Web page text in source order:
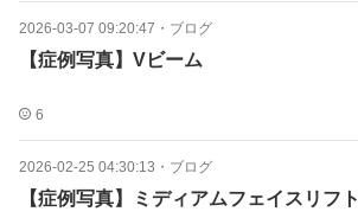
2026-03-07 09:20:47 ・ ブログ
【症例写真】Vビーム
6
2026-02-25 04:30:13 ・ ブログ
【症例写真】ミディアムフェイスリフト